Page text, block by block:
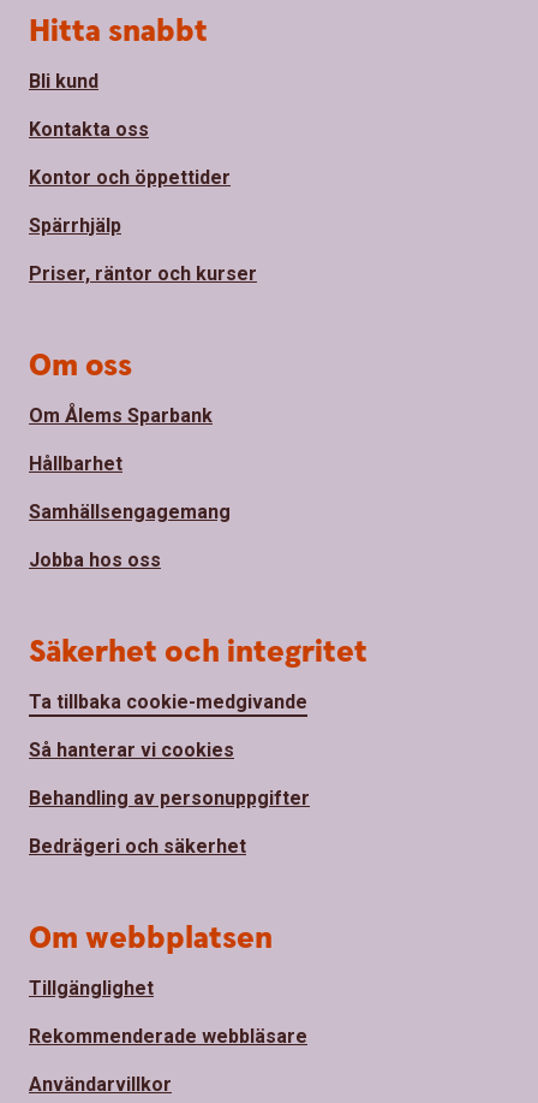
Sidfot
Hitta snabbt
Bli kund
Kontakta oss
Kontor och öppettider
Spärrhjälp
Priser, räntor och kurser
Om oss
Om Ålems Sparbank
Hållbarhet
Samhällsengagemang
Jobba hos oss
Säkerhet och integritet
Ta tillbaka cookie-medgivande
Så hanterar vi cookies
Behandling av personuppgifter
Bedrägeri och säkerhet
Om webbplatsen
Tillgänglighet
Rekommenderade webbläsare
Användarvillkor